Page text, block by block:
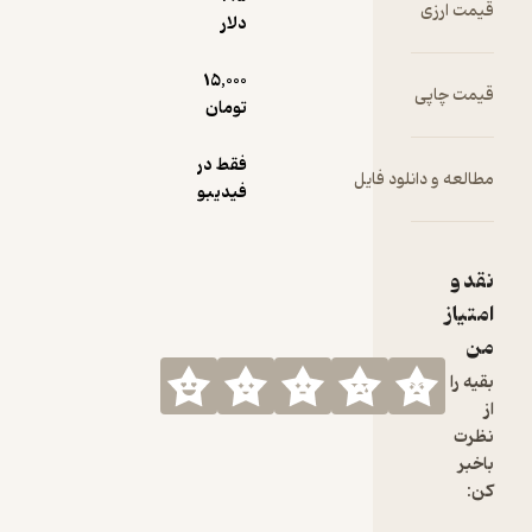
قیمت ارزی
دلار
قیمت چاپی
15,000
تومان
مطالعه و دانلود فایل
فقط در
فیدیبو
نقد و
امتیاز
من
بقیه را
نظرت
باخبر
کن: